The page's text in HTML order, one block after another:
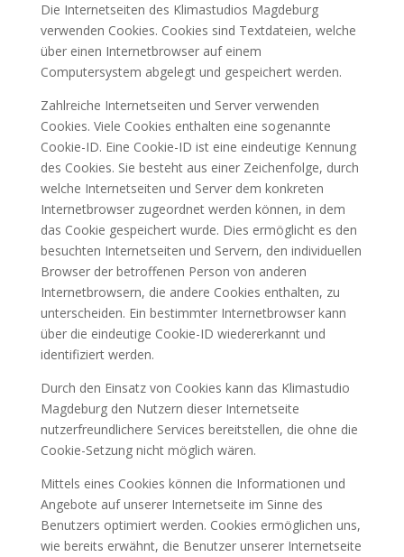
Die Internetseiten des Klimastudios Magdeburg
verwenden Cookies. Cookies sind Textdateien, welche
über einen Internetbrowser auf einem
Computersystem abgelegt und gespeichert werden.
Zahlreiche Internetseiten und Server verwenden
Cookies. Viele Cookies enthalten eine sogenannte
Cookie-ID. Eine Cookie-ID ist eine eindeutige Kennung
des Cookies. Sie besteht aus einer Zeichenfolge, durch
welche Internetseiten und Server dem konkreten
Internetbrowser zugeordnet werden können, in dem
das Cookie gespeichert wurde. Dies ermöglicht es den
besuchten Internetseiten und Servern, den individuellen
Browser der betroffenen Person von anderen
Internetbrowsern, die andere Cookies enthalten, zu
unterscheiden. Ein bestimmter Internetbrowser kann
über die eindeutige Cookie-ID wiedererkannt und
identifiziert werden.
Durch den Einsatz von Cookies kann das Klimastudio
Magdeburg den Nutzern dieser Internetseite
nutzerfreundlichere Services bereitstellen, die ohne die
Cookie-Setzung nicht möglich wären.
Mittels eines Cookies können die Informationen und
Angebote auf unserer Internetseite im Sinne des
Benutzers optimiert werden. Cookies ermöglichen uns,
wie bereits erwähnt, die Benutzer unserer Internetseite